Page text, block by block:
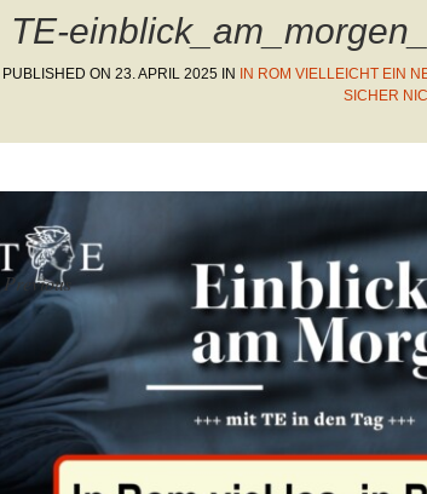
TE-
PUBLISHED ON 23. APRIL 2025 IN
IN ROM VIELLEICHT EIN
SICHER
Previous